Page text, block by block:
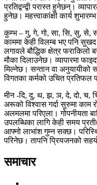
प्रतिद्वन्द्वी परास्त हुनेछन्।
हुनेछ। महत्त्वाकांक्षी कार्य
कुम्भ – गु, गे, गो, सा, सि, सु, से,
काममा केही विलम्ब भए पनि
लगावले बौद्धिक क्षेत्र फराकिलो
मौका दिलाउनेछ। व्यापारमा
मिल्नेछ। सन्तान वा अनुयायीको
विगतका कर्मको उचित प्रतिफल
मीन -दि, दु, थ, झ, ञ, दे, दो, च,
अरूको विश्वास गर्दा सुरुमा काम
अलमलमा परिएला। गोपनीयता
उपलब्धिका लागि केही समय
आफ्नो लाभांश गुम्न सक्छ।
परिनेछ। तापनि प्रियजनको
समाचार